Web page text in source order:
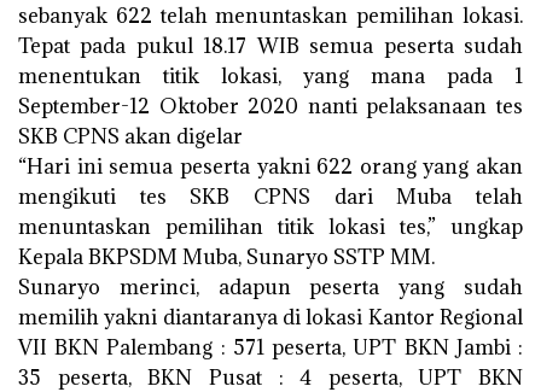
sebanyak 622 telah menuntaskan pemilihan lokasi.
Tepat pada pukul 18.17 WIB semua peserta sudah
menentukan titik lokasi, yang mana pada 1
September-12 Oktober 2020 nanti pelaksanaan tes
SKB CPNS akan digelar
“Hari ini semua peserta yakni 622 orang yang akan
mengikuti tes SKB CPNS dari Muba telah
menuntaskan pemilihan titik lokasi tes,” ungkap
Kepala BKPSDM Muba, Sunaryo SSTP MM.
Sunaryo merinci, adapun peserta yang sudah
memilih yakni diantaranya di lokasi Kantor Regional
VII BKN Palembang : 571 peserta, UPT BKN Jambi :
35 peserta, BKN Pusat : 4 peserta, UPT BKN